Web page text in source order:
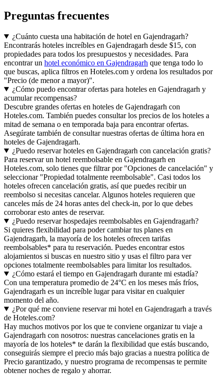
Preguntas frecuentes
¿Cuánto cuesta una habitación de hotel en Gajendragarh?
Encontrarás hoteles increíbles en Gajendragarh desde $15, con
propiedades para todos los presupuestos y necesidades. Para
encontrar un hotel económico en Gajendragarh que tenga todo lo
que buscas, aplica filtros en Hoteles.com y ordena los resultados por
"Precio (de menor a mayor)".
¿Cómo puedo encontrar ofertas para hoteles en Gajendragarh y
acumular recompensas?
Descubre grandes ofertas en hoteles de Gajendragarh con
Hoteles.com. También puedes consultar los precios de los hoteles a
mitad de semana o en temporada baja para encontrar ofertas.
Asegúrate también de consultar nuestras ofertas de última hora en
hoteles de Gajendragarh.
¿Puedo reservar hoteles en Gajendragarh con cancelación gratis?
Para reservar un hotel reembolsable en Gajendragarh en
Hoteles.com, solo tienes que filtrar por "Opciones de cancelación" y
seleccionar "Propiedad totalmente reembolsable". Casi todos los
hoteles ofrecen cancelación gratis, así que puedes recibir un
reembolso si necesitas cancelar. Algunos hoteles requieren que
canceles más de 24 horas antes del check-in, por lo que debes
corroborar esto antes de reservar.
¿Puedo reservar hospedajes reembolsables en Gajendragarh?
Si quieres flexibilidad para poder cambiar tus planes en
Gajendragarh, la mayoría de los hoteles ofrecen tarifas
reembolsables* para tu reservación. Puedes encontrar estos
alojamientos si buscas en nuestro sitio y usas el filtro para ver
opciones totalmente reembolsables para limitar los resultados.
¿Cómo estará el tiempo en Gajendragarh durante mi estadía?
Con una temperatura promedio de 24°C en los meses más fríos,
Gajendragarh es un increíble lugar para visitar en cualquier
momento del año.
¿Por qué me conviene reservar mi hotel en Gajendragarh a través
de Hoteles.com?
Hay muchos motivos por los que te conviene organizar tu viaje a
Gajendragarh con nosotros: nuestras cancelaciones gratis en la
mayoría de los hoteles* te darán la flexibilidad que estás buscando,
conseguirás siempre el precio más bajo gracias a nuestra política de
Precio garantizado, y nuestro programa de recompensas te permite
obtener noches de regalo y ahorrar.